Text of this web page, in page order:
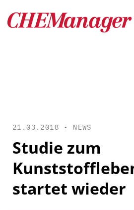
21.03.2018 • NEWS
Studie zum
startet wieder